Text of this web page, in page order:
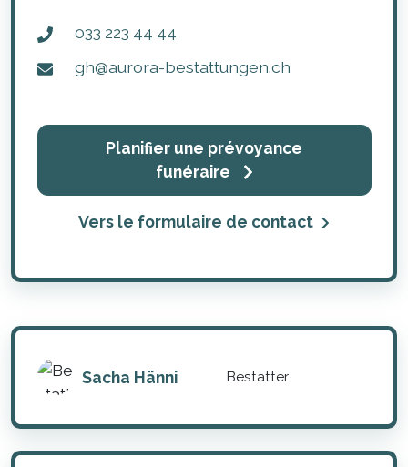
033 223 44 44
gh@aurora-bestattungen.ch
Planifier une prévoyance
funéraire
Vers le formulaire de contact
Sacha Hänni Bestatter